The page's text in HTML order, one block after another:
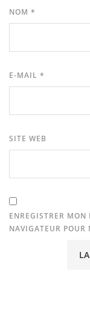
NOM *
E-MAIL *
SITE WEB
ENREGISTRER
NAVIGATEUR